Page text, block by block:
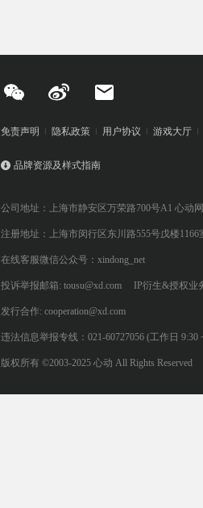
免责声明 隐私政策 用户协议 游戏大厅
品牌资源及样式指南
公司地址：上海市静安区万荣路700号A1 心动
注册地址：上海市闵行区东川路555号戊楼1166
在线客服微信公众号：xindong_net
投诉举报邮箱: tousu@xd.com IP衍生&授权业
发行合作: cooperation@xd.com
违法信息举报专线：021-60727056 (工作日 9:30
版权所有 ©2003-2025 心动 All Rights Reserved